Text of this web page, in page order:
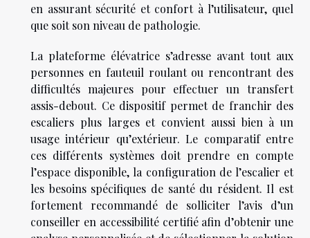
en assurant sécurité et confort à l’utilisateur, quel
que soit son niveau de pathologie.
La plateforme élévatrice s’adresse avant tout aux
personnes en fauteuil roulant ou rencontrant des
difficultés majeures pour effectuer un transfert
assis-debout. Ce dispositif permet de franchir des
escaliers plus larges et convient aussi bien à un
usage intérieur qu’extérieur. Le comparatif entre
ces différents systèmes doit prendre en compte
l’espace disponible, la configuration de l’escalier et
les besoins spécifiques de santé du résident. Il est
fortement recommandé de solliciter l’avis d’un
conseiller en accessibilité certifié afin d’obtenir une